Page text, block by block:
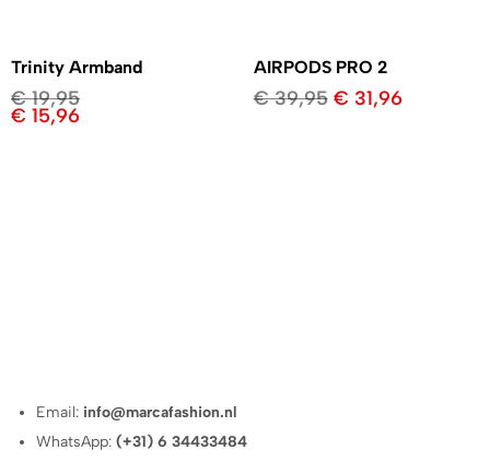
Trinity Armband
€19,95
€ 15,96
AIRPODS PRO 2
€39,95 € 31,96
Email: info@marcafashion.nl
WhatsApp:(+31) 6 34433484